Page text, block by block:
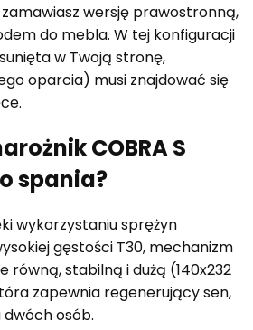
wersję prawostronną,
do mebla. W tej konfiguracji
w Twoją stronę,
oparcia) musi znajdować się
COBRA S
spania?
wykorzystaniu sprężyn
gęstości T30, mechanizm
równą, stabilną i dużą (140x232
zapewnia regenerujący sen,
osób.